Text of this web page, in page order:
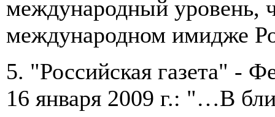
международный уровень,
международном имидже
5. "Российская газета" -
16 января 2009 г.: "…В